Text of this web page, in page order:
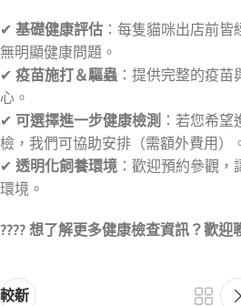
✔ 基礎健康評估 ：每隻貓咪出店前
無明顯健康問題。
✔ 疫苗施打＆驅蟲 ：提供完整的疫
心。
✔ 可選擇進一步健康檢測 ：若您希
檢，我們可協助安排（需額外費用）
✔ 透明化飼養環境 ：歡迎預約參觀
環境。
???? 想了解更多健康檢查資訊？歡迎
較新